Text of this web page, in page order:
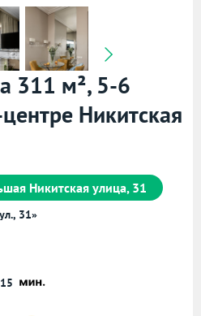
311 м², 5-6
Никитская
Никитская улица, 31
31»